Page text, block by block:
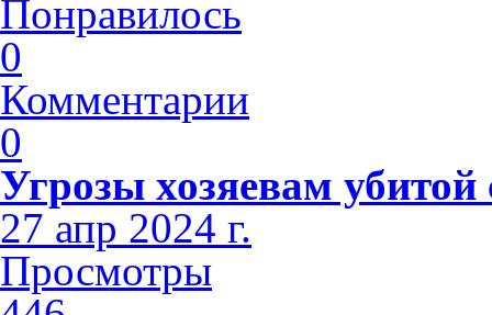
Понравилось
0
Комментарии
0
Угрозы хозяевам
27 апр 2024 г.
Просмотры